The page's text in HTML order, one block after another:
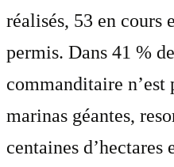
réalisés, 53 en cours
permis. Dans 41 %
commanditaire n’est
marinas géantes,
centaines d’hectares